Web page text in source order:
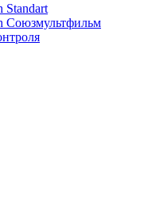
Standart
Союзмультфильм